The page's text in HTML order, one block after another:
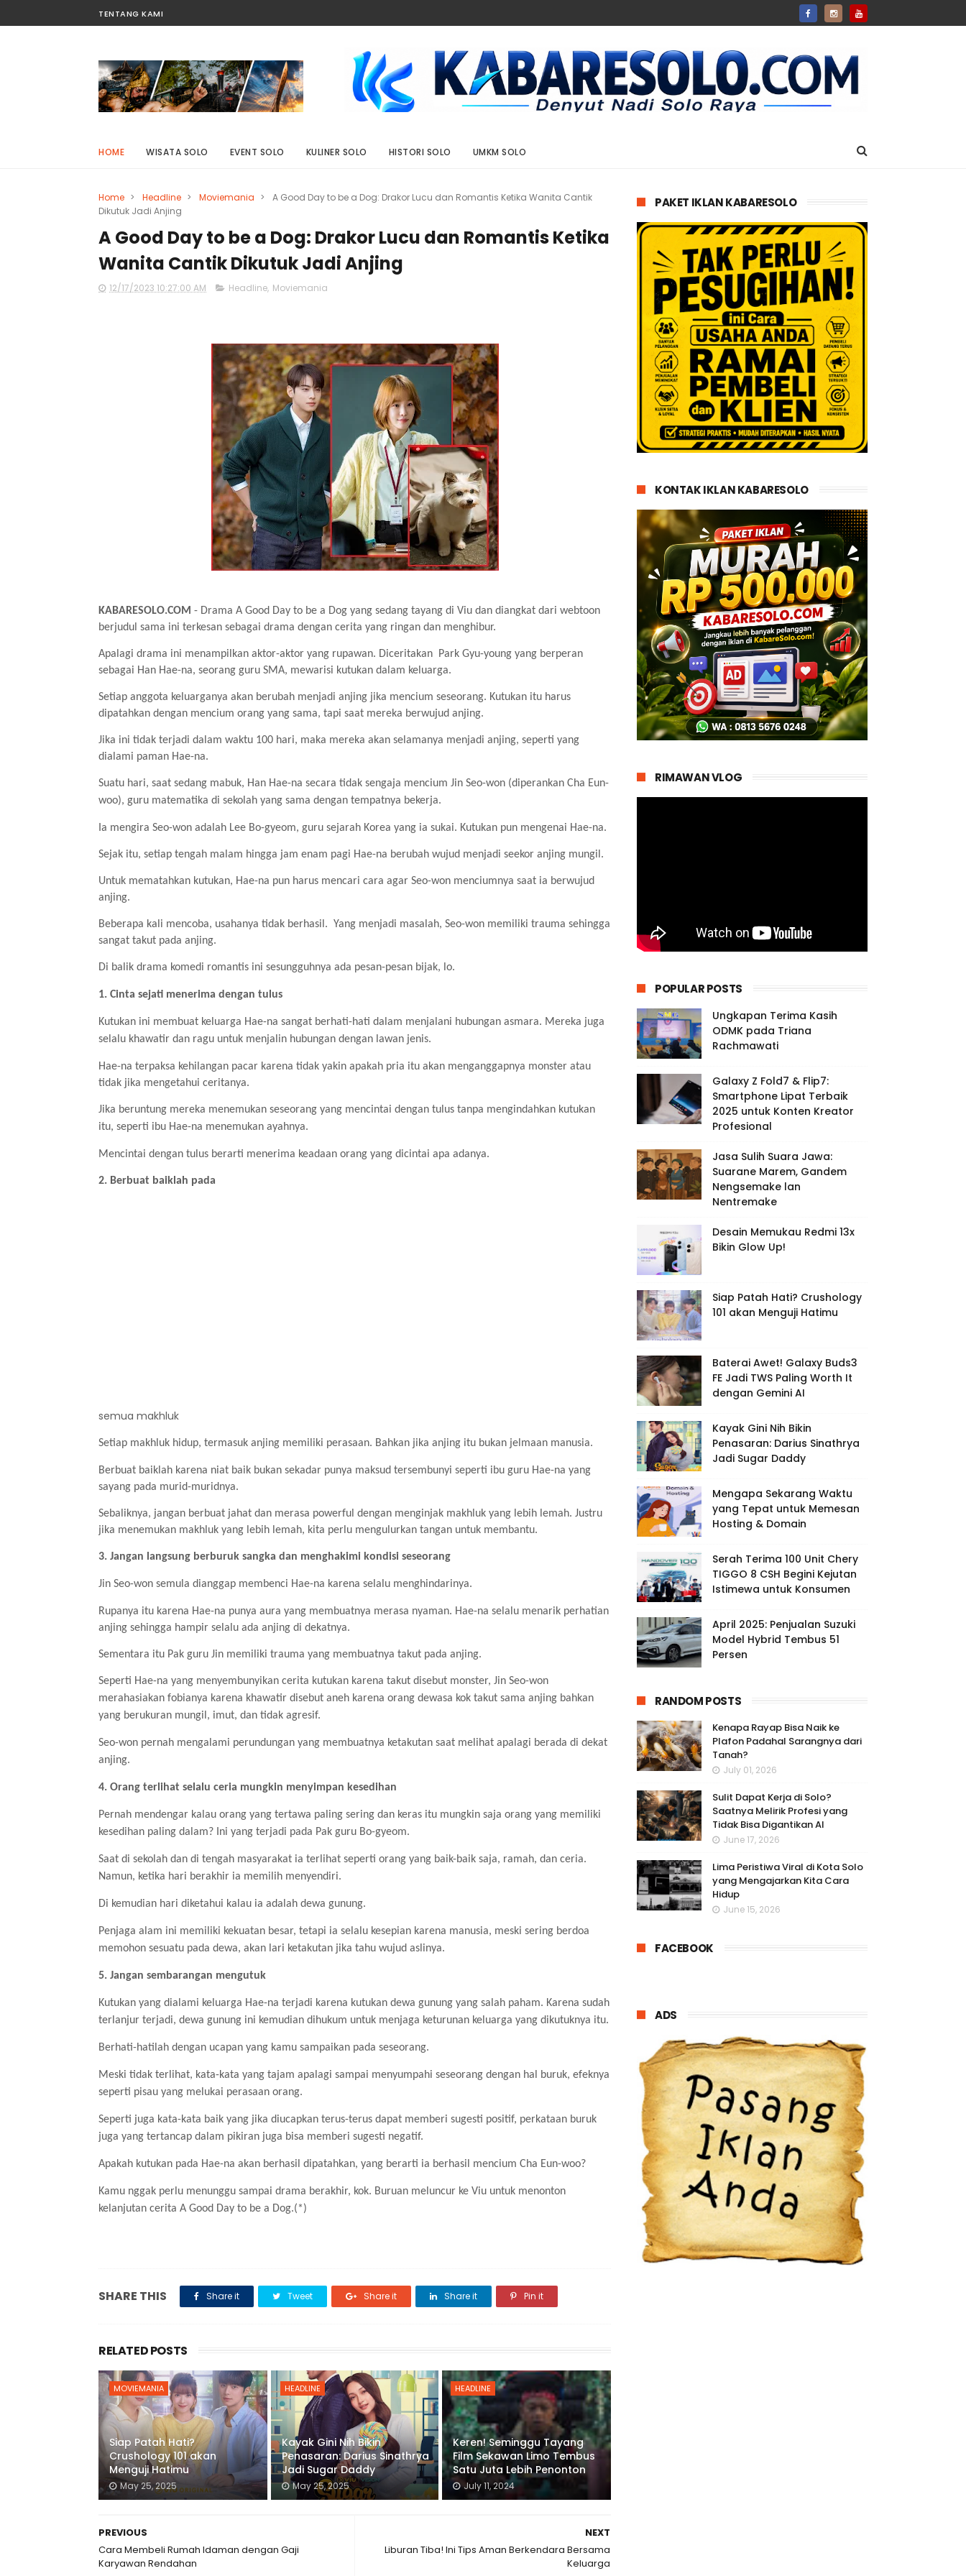
TENTANG KAMI
HOME WISATA SOLO EVENT SOLO KULINER SOLO HISTORI SOLO UMKM SOLO
Home > Headline > Moviemania >
A Good Day to be a Dog: Drakor Lucu dan Romantis Ketika Wanita Cantik
Dikutuk Jadi Anjing
A Good Day to be a Dog: Drakor Lucu dan Romantis Ketika
Wanita Cantik Dikutuk Jadi Anjing
12/17/2023 10:27:00 AM Headline, Moviemania
KABARESOLO.COM - Drama A Good Day to be a Dog yang sedang tayang di Viu dan diangkat dari webtoon
berjudul sama ini terkesan sebagai drama dengan cerita yang ringan dan menghibur.
Apalagi drama ini menampilkan aktor-aktor yang rupawan. Diceritakan
Park Gyu-young yang berperan
sebagai Han Hae-na, seorang guru SMA, mewarisi kutukan dalam keluarga.
Setiap anggota keluarganya akan berubah menjadi anjing jika mencium seseorang. Kutukan itu harus
dipatahkan dengan mencium orang yang sama, tapi saat mereka berwujud anjing.
Jika ini tidak terjadi dalam waktu 100 hari, maka mereka akan selamanya menjadi anjing, seperti yang
dialami paman Hae-na.
Suatu hari, saat sedang mabuk, Han Hae-na secara tidak sengaja mencium Jin Seo-won (diperankan Cha Eun-
woo), guru matematika di sekolah yang sama dengan tempatnya bekerja.
Ia mengira Seo-won adalah Lee Bo-gyeom, guru sejarah Korea yang ia sukai. Kutukan pun mengenai Hae-na.
Sejak itu, setiap tengah malam hingga jam enam pagi Hae-na berubah wujud menjadi seekor anjing mungil.
Untuk mematahkan kutukan, Hae-na pun harus mencari cara agar Seo-won menciumnya saat ia berwujud
anjing.
Beberapa kali mencoba, usahanya tidak berhasil. Yang menjadi masalah, Seo-won memiliki trauma sehingga
sangat takut pada anjing.
Di balik drama komedi romantis ini sesungguhnya ada pesan-pesan bijak, lo.
1. Cinta sejati menerima dengan tulus
Kutukan ini membuat keluarga Hae-na sangat berhati-hati dalam menjalani hubungan asmara. Mereka juga
selalu khawatir dan ragu untuk menjalin hubungan dengan lawan jenis.
Hae-na terpaksa kehilangan pacar karena tidak yakin apakah pria itu akan menganggapnya monster atau
tidak jika mengetahui ceritanya.
Jika beruntung mereka menemukan seseorang yang mencintai dengan tulus tanpa mengindahkan kutukan
itu, seperti ibu Hae-na menemukan ayahnya.
Mencintai dengan tulus berarti menerima keadaan orang yang dicintai apa adanya.
2. Berbuat baiklah pada
semua makhluk
Setiap makhluk hidup, termasuk anjing memiliki perasaan. Bahkan jika anjing itu bukan jelmaan manusia.
Berbuat baiklah karena niat baik bukan sekadar punya maksud tersembunyi seperti ibu guru Hae-na yang
sayang pada murid-muridnya.
Sebaliknya, jangan berbuat jahat dan merasa powerful dengan menginjak makhluk yang lebih lemah. Justru
jika menemukan makhluk yang lebih lemah, kita perlu mengulurkan tangan untuk membantu.
3. Jangan langsung berburuk sangka dan menghakimi kondisi seseorang
Jin Seo-won semula dianggap membenci Hae-na karena selalu menghindarinya.
Rupanya itu karena Hae-na punya aura yang membuatnya merasa nyaman. Hae-na selalu menarik perhatian
anjing sehingga hampir selalu ada anjing di dekatnya.
Sementara itu Pak guru Jin memiliki trauma yang membuatnya takut pada anjing.
Seperti Hae-na yang menyembunyikan cerita kutukan karena takut disebut monster, Jin Seo-won
merahasiakan fobianya karena khawatir disebut aneh karena orang dewasa kok takut sama anjing bahkan
yang berukuran mungil, imut, dan tidak agresif.
Seo-won pernah mengalami perundungan yang membuatnya ketakutan saat melihat apalagi berada di dekat
anjing.
4. Orang terlihat selalu ceria mungkin menyimpan kesedihan
Pernah mendengar kalau orang yang tertawa paling sering dan keras itu mungkin saja orang yang memiliki
kesedihan paling dalam? Ini yang terjadi pada Pak guru Bo-gyeom.
Saat di sekolah dan di tengah masyarakat ia terlihat seperti orang yang baik-baik saja, ramah, dan ceria.
Namun, ketika hari berakhir ia memilih menyendiri.
Di kemudian hari diketahui kalau ia adalah dewa gunung.
Penjaga alam ini memiliki kekuatan besar, tetapi ia selalu kesepian karena manusia, meski sering berdoa
memohon sesuatu pada dewa, akan lari ketakutan jika tahu wujud aslinya.
5. Jangan sembarangan mengutuk
Kutukan yang dialami keluarga Hae-na terjadi karena kutukan dewa gunung yang salah paham. Karena sudah
terlanjur terjadi, dewa gunung ini kemudian dihukum untuk menjaga keturunan keluarga yang dikutuknya itu.
Berhati-hatilah dengan ucapan yang kamu sampaikan pada seseorang.
Meski tidak terlihat, kata-kata yang tajam apalagi sampai menyumpahi seseorang dengan hal buruk, efeknya
seperti pisau yang melukai perasaan orang.
Seperti juga kata-kata baik yang jika diucapkan terus-terus dapat memberi sugesti positif, perkataan buruk
juga yang tertancap dalam pikiran juga bisa memberi sugesti negatif.
Apakah kutukan pada Hae-na akan berhasil dipatahkan, yang berarti ia berhasil mencium Cha Eun-woo?
Kamu nggak perlu menunggu sampai drama berakhir, kok. Buruan meluncur ke Viu untuk menonton
kelanjutan cerita A Good Day to be a Dog.(*)
SHARE THIS Share it Tweet Share it Share it Pin it
RELATED POSTS
MOVIEMANIA
Siap Patah Hati?
Crushology 101 akan
Menguji Hatimu
May 25, 2025
HEADLINE
Kayak Gini Nih Bikin
Penasaran: Darius Sinathrya
Jadi Sugar Daddy
May 25, 2025
HEADLINE
Keren! Seminggu Tayang
Film Sekawan Limo Tembus
Satu Juta Lebih Penonton
July 11, 2024
NEXT
Liburan Tiba! Ini Tips Aman Berkendara Bersama
Keluarga
PREVIOUS
Cara Membeli Rumah Idaman dengan Gaji
Karyawan Rendahan
PAKET IKLAN KABARESOLO
KONTAK IKLAN KABARESOLO
RIMAWAN VLOG
POPULAR POSTS
Ungkapan Terima Kasih
ODMK pada Triana
Rachmawati
Galaxy Z Fold7 & Flip7:
Smartphone Lipat Terbaik
2025 untuk Konten Kreator
Profesional
Jasa Sulih Suara Jawa:
Suarane Marem, Gandem
Nengsemake lan
Nentremake
Desain Memukau Redmi 13x
Bikin Glow Up!
Siap Patah Hati? Crushology
101 akan Menguji Hatimu
Baterai Awet! Galaxy Buds3
FE Jadi TWS Paling Worth It
dengan Gemini AI
Kayak Gini Nih Bikin
Penasaran: Darius Sinathrya
Jadi Sugar Daddy
Mengapa Sekarang Waktu
yang Tepat untuk Memesan
Hosting & Domain
Serah Terima 100 Unit Chery
TIGGO 8 CSH Begini Kejutan
Istimewa untuk Konsumen
April 2025: Penjualan Suzuki
Model Hybrid Tembus 51
Persen
RANDOM POSTS
Kenapa Rayap Bisa Naik ke
Plafon Padahal Sarangnya dari
Tanah?
July 01, 2026
Sulit Dapat Kerja di Solo?
Saatnya Melirik Profesi yang
Tidak Bisa Digantikan AI
June 17, 2026
Lima Peristiwa Viral di Kota Solo
yang Mengajarkan Kita Cara
Hidup
June 15, 2026
FACEBOOK
ADS